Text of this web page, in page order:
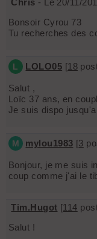
Chris - Le 20/11/
Bonsoir Cyrou 73
Tu recherches des
L LOLO05 [18
Salut ,
Loïc 37 ans, en
Je suis dispo
M mylou1983 [3
Bonjour, je me suis
coup comme j'ai le
Tim.Hugot [114
Salut !